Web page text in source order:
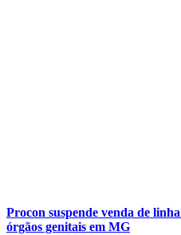
Procon suspende venda de
órgãos genitais em MG